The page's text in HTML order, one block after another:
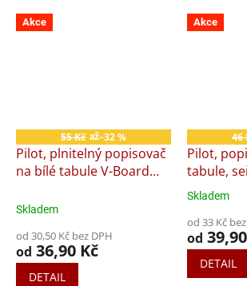
Akce
55 Kč až–32 %
Pilot, plnitelný popisovač
na bílé tabule V-Board
Skladem
od 30,50 Kč bez DPH
od 36,90 Kč
DETAIL
Akce
46
Pilot,
tabule,
Board
Průměrné
produktu
je
5,0
Skladem
od 33 Kč
od
DETAIL